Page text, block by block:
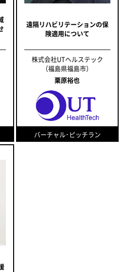
遠隔リハビリテーションの保
険適用について
株式会社UTヘルステック
（福島県福島市）
栗原裕也
バーチャル･ピッチラン